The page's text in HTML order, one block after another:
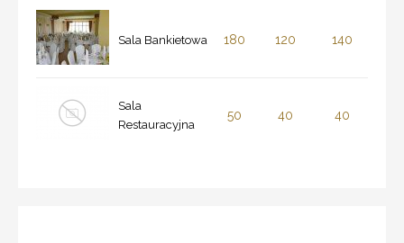
Sala Bankietowa 180 120 140
Sala
Restauracyjna
50 40 40